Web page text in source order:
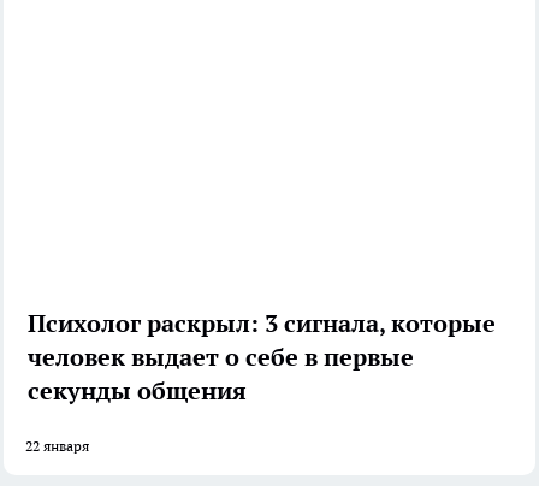
Психолог раскрыл: 3 сигнала, которые
человек выдает о себе в первые
секунды общения
22 января